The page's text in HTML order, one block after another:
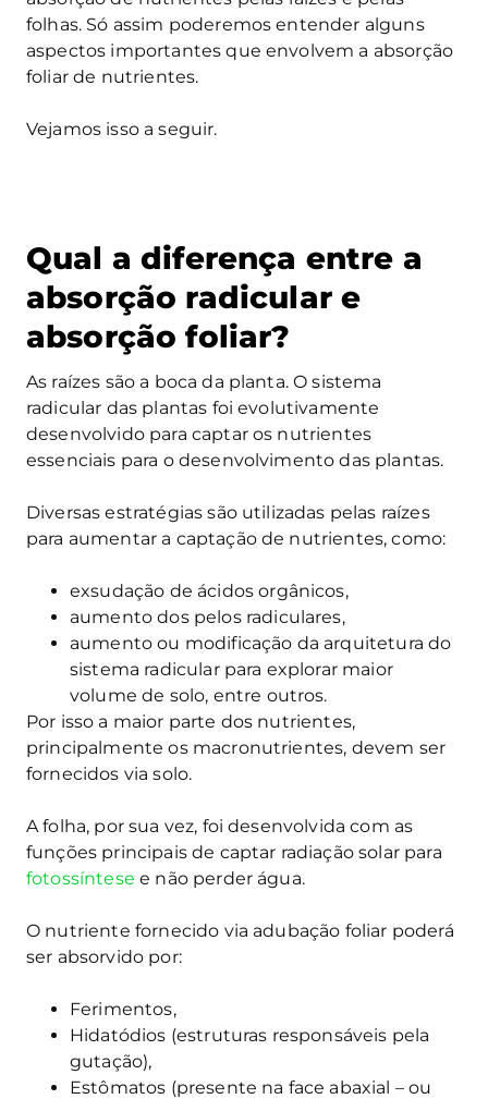
folhas. Só assim poderemos entender alguns
aspectos importantes que envolvem a absorção
foliar de nutrientes.
Vejamos isso a seguir.
Qual a diferença entre a
absorção radicular e
absorção foliar?
As raízes são a boca da planta. O sistema
radicular das plantas foi evolutivamente
desenvolvido para captar os nutrientes
essenciais para o desenvolvimento das plantas.
Diversas estratégias são utilizadas pelas raízes
para aumentar a captação de nutrientes, como:
exsudação de ácidos orgânicos,
aumento dos pelos radiculares,
aumento ou modificação da arquitetura do
sistema radicular para explorar maior
volume de solo, entre outros.
Por isso a maior parte dos nutrientes,
principalmente os macronutrientes, devem ser
fornecidos via solo.
A folha, por sua vez, foi desenvolvida com as
funções principais de captar radiação solar para
fotossíntese e não perder água.
O nutriente fornecido via adubação foliar poderá
ser absorvido por:
Ferimentos,
Hidatódios (estruturas responsáveis pela
gutação),
Estômatos (presente na face abaxial – ou